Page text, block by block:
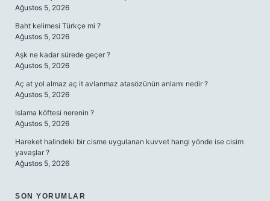
Ağustos 5, 2026
Baht kelimesi Türkçe mi ?
Ağustos 5, 2026
Aşk ne kadar sürede geçer ?
Ağustos 5, 2026
Aç at yol almaz aç it avlanmaz atasözünün anlamı nedir ?
Ağustos 5, 2026
Islama köftesi nerenin ?
Ağustos 5, 2026
Hareket halindeki bir cisme uygulanan kuvvet hangi yönde ise cisim
yavaşlar ?
Ağustos 5, 2026
SON YORUMLAR